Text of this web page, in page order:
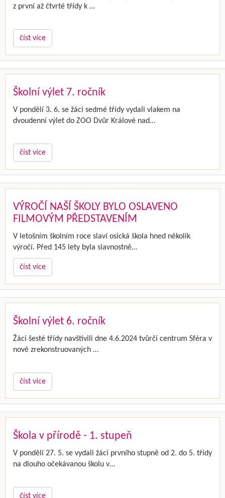
z první až čtvrté třídy k …
číst více
Školní výlet 7. ročník
V pondělí 3. 6. se žáci sedmé třídy vydali vlakem na
dvoudenní výlet do ZOO Dvůr Králové nad…
číst více
VÝROČÍ NAŠÍ ŠKOLY BYLO OSLAVENO
FILMOVÝM PŘEDSTAVENÍM
V letošním školním roce slaví osická škola hned několik
výročí. Před 145 lety byla slavnostně…
číst více
Školní výlet 6. ročník
Žáci šesté třídy navštívili dne 4.6.2024 tvůrčí centrum Sféra v
nově zrekonstruovaných …
číst více
Škola v přírodě - 1. stupeň
V pondělí 27. 5. se vydali žáci prvního stupně od 2. do 5. třídy
na dlouho očekávanou školu v…
číst více